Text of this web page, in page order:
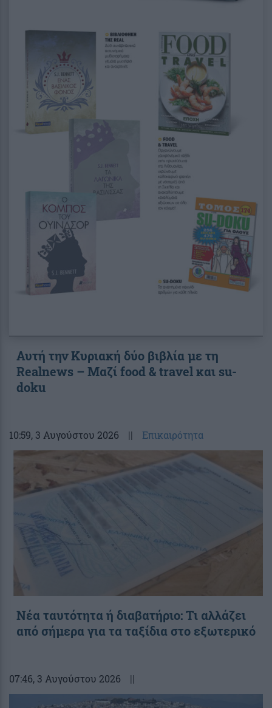
Αυτή την Κυριακή δύο βιβλία με τη
Realnews – Μαζί food & travel και su-
doku
10:59, 3 Αυγούστου 2026 || Επικαιρότητα
Νέα ταυτότητα ή διαβατήριο: Τι αλλάζει
από σήμερα για τα ταξίδια στο εξωτερικό
07:46, 3 Αυγούστου 2026 ||